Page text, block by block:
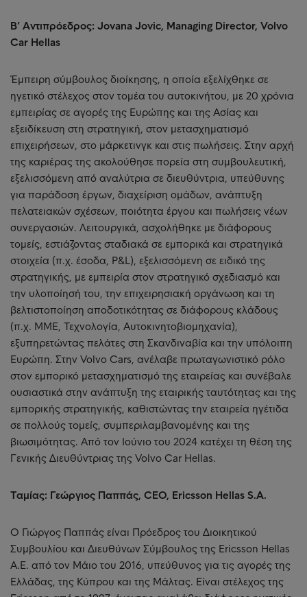
Β’ Αντιπρόεδρος: Jovana Jovic, Managing Director, Volvo
Car Hellas
Έμπειρη σύμβουλος διοίκησης, η οποία εξελίχθηκε σε
ηγετικό στέλεχος στον τομέα του αυτοκινήτου, με 20 χρόνια
εμπειρίας σε αγορές της Ευρώπης και της Ασίας και
εξειδίκευση στη στρατηγική, στον μετασχηματισμό
επιχειρήσεων, στο μάρκετινγκ και στις πωλήσεις. Στην αρχή
της καριέρας της ακολούθησε πορεία στη συμβουλευτική,
εξελισσόμενη από αναλύτρια σε διευθύντρια, υπεύθυνης
για παράδοση έργων, διαχείριση ομάδων, ανάπτυξη
πελατειακών σχέσεων, ποιότητα έργου και πωλήσεις νέων
συνεργασιών. Λειτουργικά, ασχολήθηκε με διάφορους
τομείς, εστιάζοντας σταδιακά σε εμπορικά και στρατηγικά
στοιχεία (π.χ. έσοδα, P&L), εξελισσόμενη σε ειδικό της
στρατηγικής, με εμπειρία στον στρατηγικό σχεδιασμό και
την υλοποίησή του, την επιχειρησιακή οργάνωση και τη
βελτιστοποίηση αποδοτικότητας σε διάφορους κλάδους
(π.χ. ΜΜΕ, Τεχνολογία, Αυτοκινητοβιομηχανία),
εξυπηρετώντας πελάτες στη Σκανδιναβία και την υπόλοιπη
Ευρώπη. Στην Volvo Cars, ανέλαβε πρωταγωνιστικό ρόλο
στον εμπορικό μετασχηματισμό της εταιρείας και συνέβαλε
ουσιαστικά στην ανάπτυξη της εταιρικής ταυτότητας και της
εμπορικής στρατηγικής, καθιστώντας την εταιρεία ηγέτιδα
σε πολλούς τομείς, συμπεριλαμβανομένης και της
βιωσιμότητας. Από τον Ιούνιο του 2024 κατέχει τη θέση της
Γενικής Διευθύντριας της Volvo Car Hellas.
Ταμίας: Γεώργιος Παππάς, CEO, Ericsson Hellas S.A.
Ο Γιώργος Παππάς είναι Πρόεδρος του Διοικητικού
Συμβουλίου και Διευθύνων Σύμβουλος της Ericsson Hellas
A.E. από τον Μάιο του 2016, υπεύθυνος για τις αγορές της
Ελλάδας, της Κύπρου και της Μάλτας. Είναι στέλεχος της